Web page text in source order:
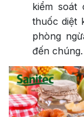
kiểm soát
thuốc diệt
phòng
đến chúng.